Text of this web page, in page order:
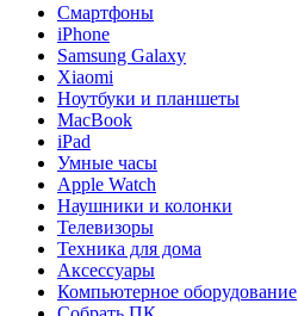
Смартфоны
iPhone
Samsung Galaxy
Xiaomi
Ноутбуки и планшеты
MacBook
iPad
Умные часы
Apple Watch
Наушники и колонки
Телевизоры
Техника для дома
Аксессуары
Компьютерное оборудование